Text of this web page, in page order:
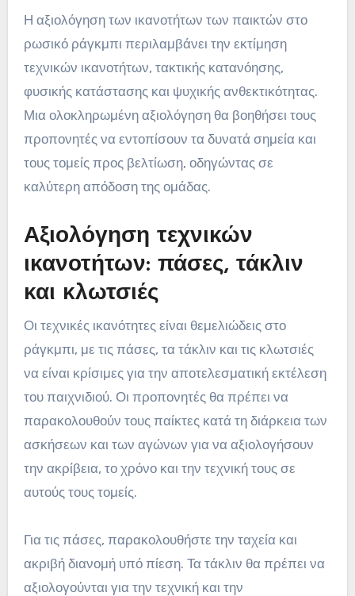
Η αξιολόγηση των ικανοτήτων των παικτών στο
ρωσικό ράγκμπι περιλαμβάνει την εκτίμηση
τεχνικών ικανοτήτων, τακτικής κατανόησης,
φυσικής κατάστασης και ψυχικής ανθεκτικότητας.
Μια ολοκληρωμένη αξιολόγηση θα βοηθήσει τους
προπονητές να εντοπίσουν τα δυνατά σημεία και
τους τομείς προς βελτίωση, οδηγώντας σε
καλύτερη απόδοση της ομάδας.
Αξιολόγηση τεχνικών
ικανοτήτων: πάσες, τάκλιν
και κλωτσιές
Οι τεχνικές ικανότητες είναι θεμελιώδεις στο
ράγκμπι, με τις πάσες, τα τάκλιν και τις κλωτσιές
να είναι κρίσιμες για την αποτελεσματική εκτέλεση
του παιχνιδιού. Οι προπονητές θα πρέπει να
παρακολουθούν τους παίκτες κατά τη διάρκεια των
ασκήσεων και των αγώνων για να αξιολογήσουν
την ακρίβεια, το χρόνο και την τεχνική τους σε
αυτούς τους τομείς.
Για τις πάσες, παρακολουθήστε την ταχεία και
ακριβή διανομή υπό πίεση. Τα τάκλιν θα πρέπει να
αξιολογούνται για την τεχνική και την